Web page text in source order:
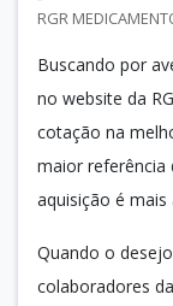
RGR
Buscando por
no website da
cotação na
maior referência
aquisição é mais
Quando o
colaboradores